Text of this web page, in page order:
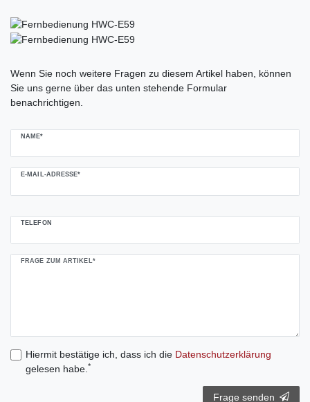
Wenn Sie noch weitere Fragen zu diesem Artikel haben, können
Sie uns gerne über das unten stehende Formular
benachrichtigen.
NAME*
E-MAIL-ADRESSE*
TELEFON
FRAGE ZUM ARTIKEL*
Hiermit bestätige ich, dass ich die Daten­schutz­erklärung
gelesen habe.*
Frage senden